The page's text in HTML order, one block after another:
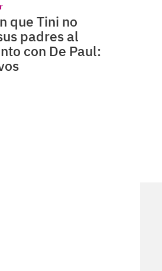
que Tini no
padres al
con De Paul: